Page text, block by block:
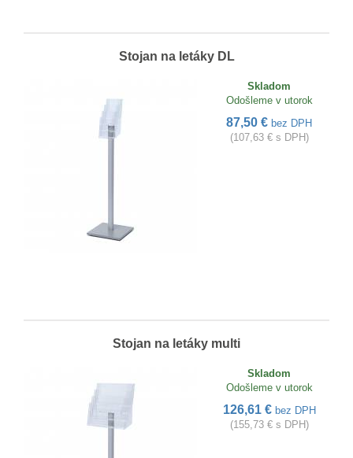
Stojan na letáky DL
Skladom
Odošleme v utorok
87,50 € bez DPH
(107,63 € s DPH)
Stojan na letáky multi
Skladom
Odošleme v utorok
126,61 € bez DPH
(155,73 € s DPH)